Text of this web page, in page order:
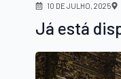
10 DE JULHO, 2025
Já está